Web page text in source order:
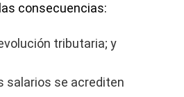
consecuencias:
tributaria; y
salarios se acrediten